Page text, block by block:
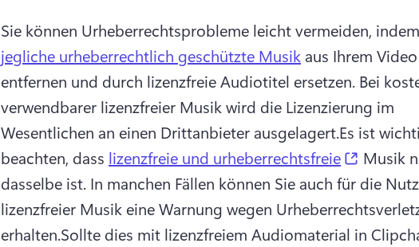
Sie können Urheberrechtsprobleme leicht vermeiden,
jegliche urheberrechtlich geschützte Musik aus Ihrem Video
entfernen und durch lizenzfreie Audiotitel ersetzen. Bei
verwendbarer lizenzfreier Musik wird die Lizenzierung im
Wesentlichen an einen Drittanbieter ausgelagert.Es ist
beachten, dass lizenzfreie und urheberrechtsfreie (opens
Musik
dasselbe ist. In manchen Fällen können Sie auch für die
lizenzfreier Musik eine Warnung wegen
erhalten.Sollte dies mit lizenzfreiem Audiomaterial in